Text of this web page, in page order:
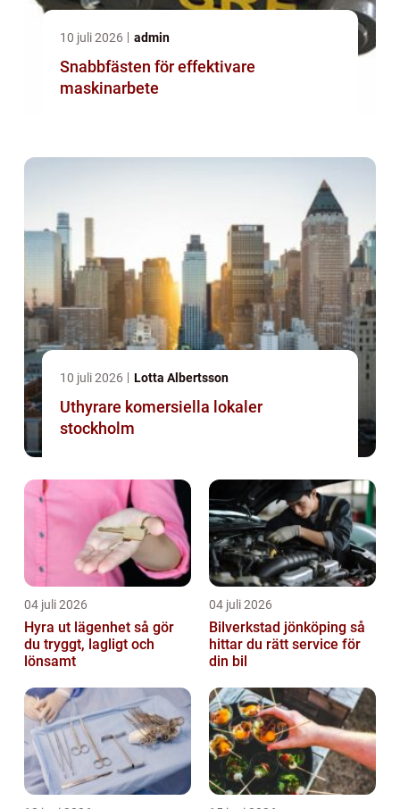
10 juli 2026 admin
Snabbfästen för effektivare
maskinarbete
10 juli 2026 Lotta Albertsson
Uthyrare komersiella lokaler
stockholm
04 juli 2026
Hyra ut lägenhet så gör
du tryggt, lagligt och
lönsamt
04 juli 2026
Bilverkstad jönköping så
hittar du rätt service för
din bil